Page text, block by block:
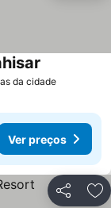
da cidade
Ver preços
Partilhar